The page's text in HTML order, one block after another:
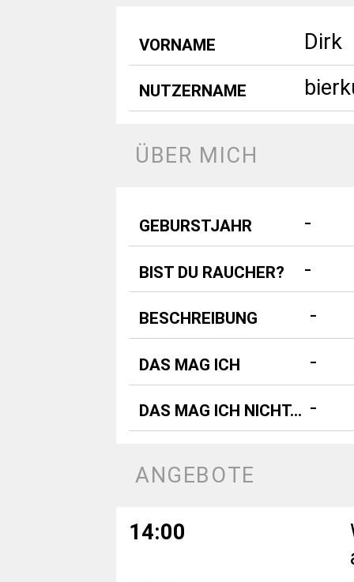
VORNAME Dirk
NUTZERNAME
ÜBER MICH
GEBURSTJAHR -
BIST DU RAUCHER? -
BESCHREIBUNG -
DAS MAG ICH -
DAS MAG ICH NICHT... -
ANGEBOTE
14:00